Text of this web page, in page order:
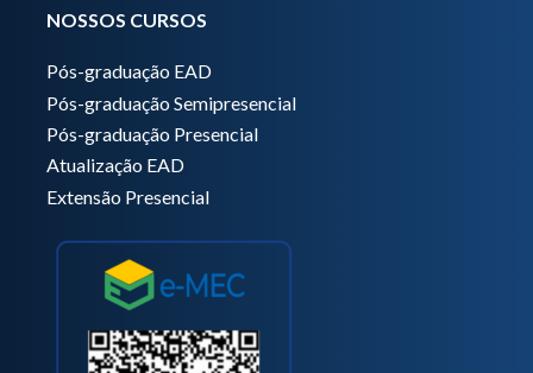
NOSSOS CURSOS
Pós-graduação EAD
Pós-graduação Semipresencial
Pós-graduação Presencial
Atualização EAD
Extensão Presencial